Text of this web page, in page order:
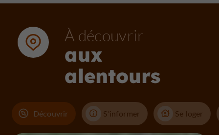
À découvrir
aux
alentours
Découvrir S'informer Se loger